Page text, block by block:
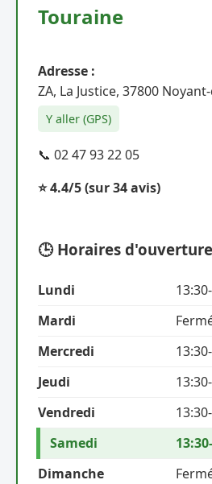
Touraine
Adresse :
ZA, La Justice, 37800
Y aller (GPS)
📞 02 47 93 22 05
⭐ 4.4/5(sur 34 avis)
🕒 Horaires d'ouverture
Lundi
Mardi
Mercredi
Jeudi
Vendredi
Samedi
Dimanche